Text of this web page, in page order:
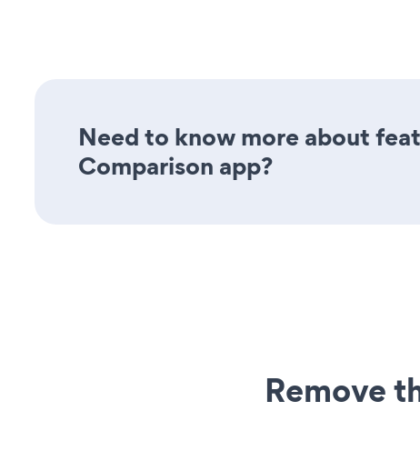
Need to know more about
Comparison app?
Remove